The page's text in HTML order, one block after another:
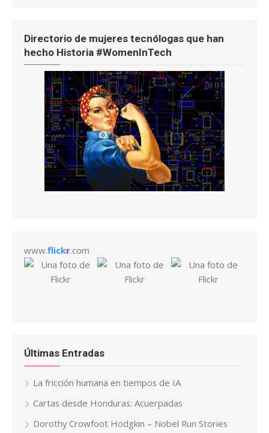
Directorio de mujeres tecnólogas que han
hecho Historia #WomenInTech
www.flickr.com
Últimas Entradas
La fricción humana en tiempos de IA
Cartas desde Honduras: Acuerpadas
Dorothy Crowfoot Hodgkin – Nobel Run Stories